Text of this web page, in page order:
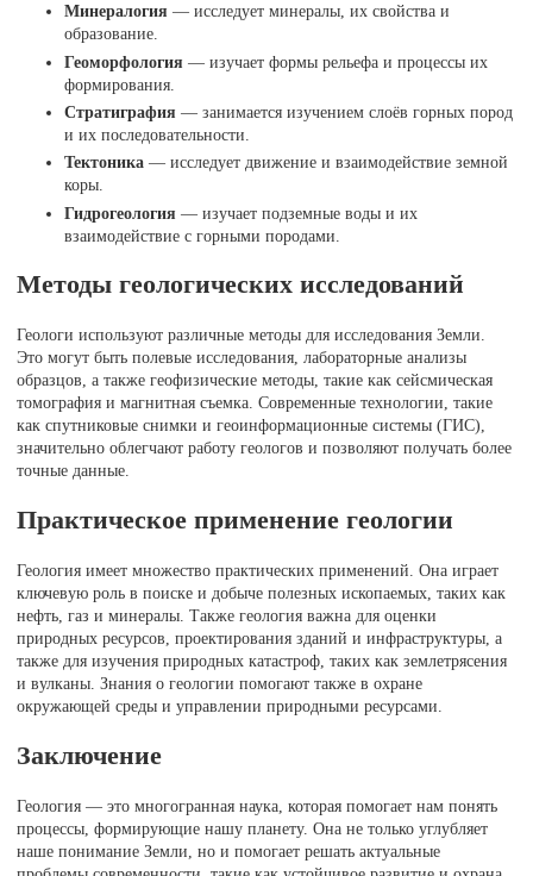
Минералогия — исследует минералы, их свойства и
образование.
Геоморфология — изучает формы рельефа и процессы их
формирования.
Стратиграфия — занимается изучением слоёв горных пород
и их последовательности.
Тектоника — исследует движение и взаимодействие земной
коры.
Гидрогеология — изучает подземные воды и их
взаимодействие с горными породами.
Методы геологических исследований
Геологи используют различные методы для исследования Земли.
Это могут быть полевые исследования, лабораторные анализы
образцов, а также геофизические методы, такие как сейсмическая
томография и магнитная съемка. Современные технологии, такие
как спутниковые снимки и геоинформационные системы (ГИС),
значительно облегчают работу геологов и позволяют получать более
точные данные.
Практическое применение геологии
Геология имеет множество практических применений. Она играет
ключевую роль в поиске и добыче полезных ископаемых, таких как
нефть, газ и минералы. Также геология важна для оценки
природных ресурсов, проектирования зданий и инфраструктуры, а
также для изучения природных катастроф, таких как землетрясения
и вулканы. Знания о геологии помогают также в охране
окружающей среды и управлении природными ресурсами.
Заключение
Геология — это многогранная наука, которая помогает нам понять
процессы, формирующие нашу планету. Она не только углубляет
наше понимание Земли, но и помогает решать актуальные